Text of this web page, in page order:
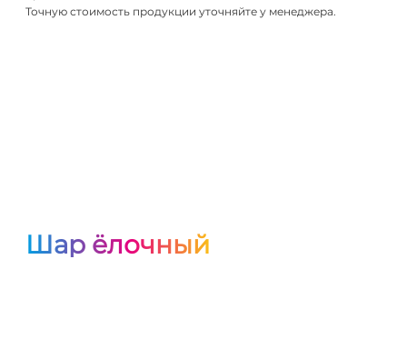
Точную стоимость продукции уточняйте у менеджера.
Шар ёлочный